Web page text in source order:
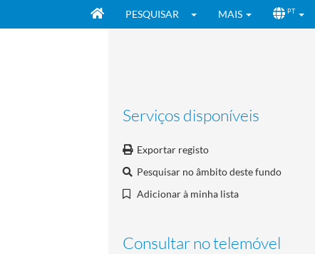
PESQUISAR MAIS PT
Serviços disponíveis
Exportar registo
Pesquisar no âmbito deste fundo
Adicionar à minha lista
Consultar no telemóvel